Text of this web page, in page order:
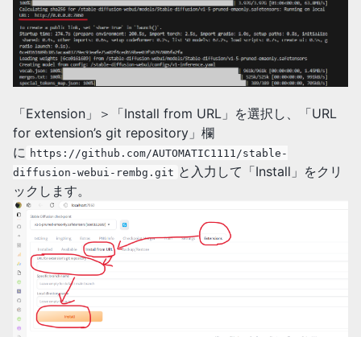
「Extension」＞「Install from URL」を選択し、「URL
for extension’s git repository」欄
に https://github.com/AUTOMATIC1111/stable-
diffusion-webui-rembg.git と入力して「Install」をクリ
ックします。